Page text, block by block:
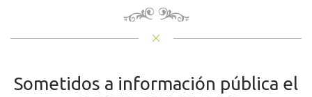
Sometidos a información pública el